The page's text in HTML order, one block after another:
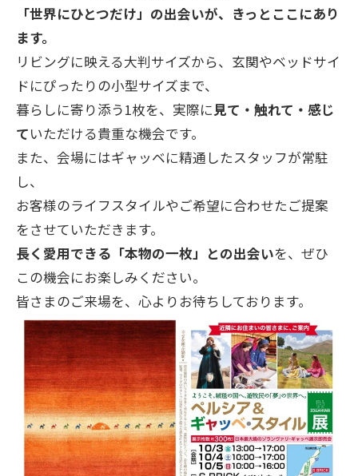
「世界にひとつだけ」の出会いが、きっとここにあり
ます。
リビングに映える大判サイズから、玄関やベッドサイ
ドにぴったりの小型サイズまで、
暮らしに寄り添う1枚を、実際に見て・触れて・感じ
ていただける貴重な機会です。
また、会場にはギャッベに精通したスタッフが常駐
し、
お客様のライフスタイルやご希望に合わせたご提案
をさせていただきます。
長く愛用できる「本物の一枚」との出会いを、ぜひ
この機会にお楽しみください。
皆さまのご来場を、心よりお待ちしております。